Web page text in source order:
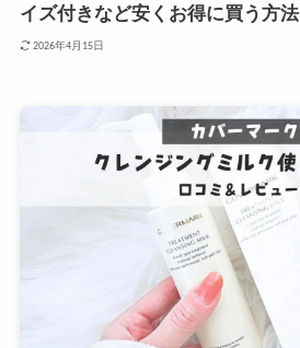
イズ付きなど安くお得に買う方法
2026年4月15日